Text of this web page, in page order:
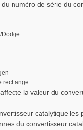
du numéro de série du
Dodge
rechange
affecte la valeur du
catalytique les
du convertisseur